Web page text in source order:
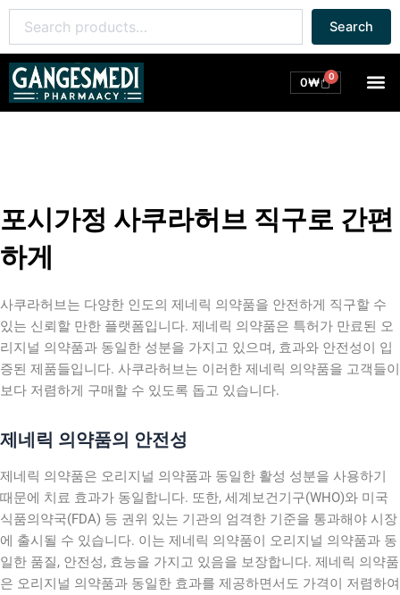
콘
츠
너
for:
Search
0₩ 0
Cart
포시가정 사쿠라허브 직구로 간편
하게
사쿠라허브는 다양한 인도의 제네릭 의약품을 안전하게 직구할 수
있는 신뢰할 만한 플랫폼입니다. 제네릭 의약품은 특허가 만료된 오
리지널 의약품과 동일한 성분을 가지고 있으며, 효과와 안전성이 입
증된 제품들입니다. 사쿠라허브는 이러한 제네릭 의약품을 고객들이
보다 저렴하게 구매할 수 있도록 돕고 있습니다.
제네릭 의약품의 안전성
제네릭 의약품은 오리지널 의약품과 동일한 활성 성분을 사용하기
때문에 치료 효과가 동일합니다. 또한, 세계보건기구(WHO)와 미국
식품의약국(FDA) 등 권위 있는 기관의 엄격한 기준을 통과해야 시장
에 출시될 수 있습니다. 이는 제네릭 의약품이 오리지널 의약품과 동
일한 품질, 안전성, 효능을 가지고 있음을 보장합니다. 제네릭 의약품
은 오리지널 의약품과 동일한 효과를 제공하면서도 가격이 저렴하여